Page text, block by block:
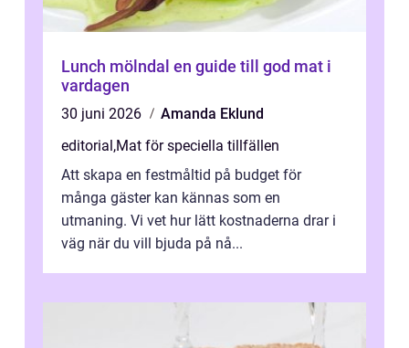
Lunch mölndal en guide till god mat i
vardagen
30 juni 2026
Amanda Eklund
editorial ,Mat för speciella tillfällen
Att skapa en festmåltid på budget för
många gäster kan kännas som en
utmaning. Vi vet hur lätt kostnaderna drar i
väg när du vill bjuda på nå...